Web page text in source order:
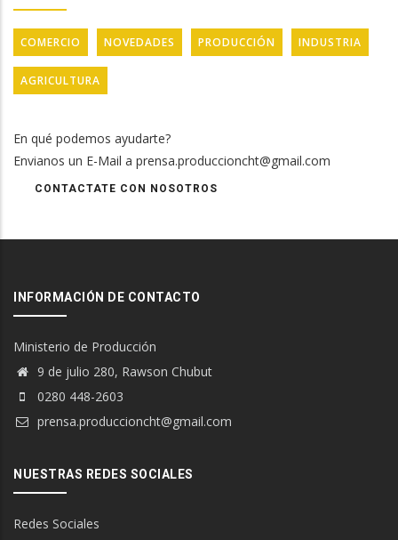
COMERCIO NOVEDADES PRODUCCIÓN INDUSTRIA
AGRICULTURA
En qué podemos ayudarte?
Envianos un E-Mail a prensa.produccioncht@gmail.com
CONTACTATE CON NOSOTROS
INFORMACIÓN DE CONTACTO
Ministerio de Producción
9 de julio 280, Rawson Chubut
0280 448-2603
prensa.produccioncht@gmail.com
NUESTRAS REDES SOCIALES
Redes Sociales